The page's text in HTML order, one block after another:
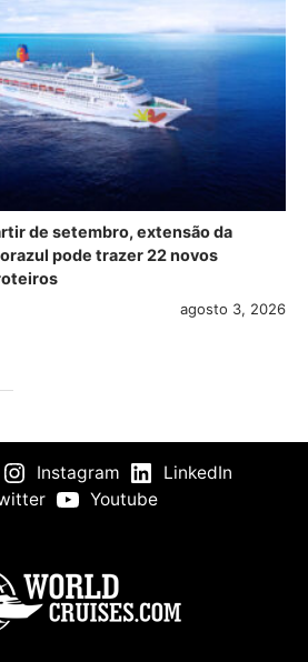
de setembro, extensão da
pode trazer 22 novos
agosto 3, 2026
Instagram
LinkedIn
Youtube